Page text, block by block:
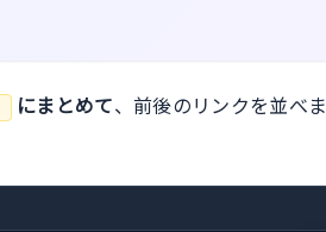
にまとめて、前後のリンクを並べま